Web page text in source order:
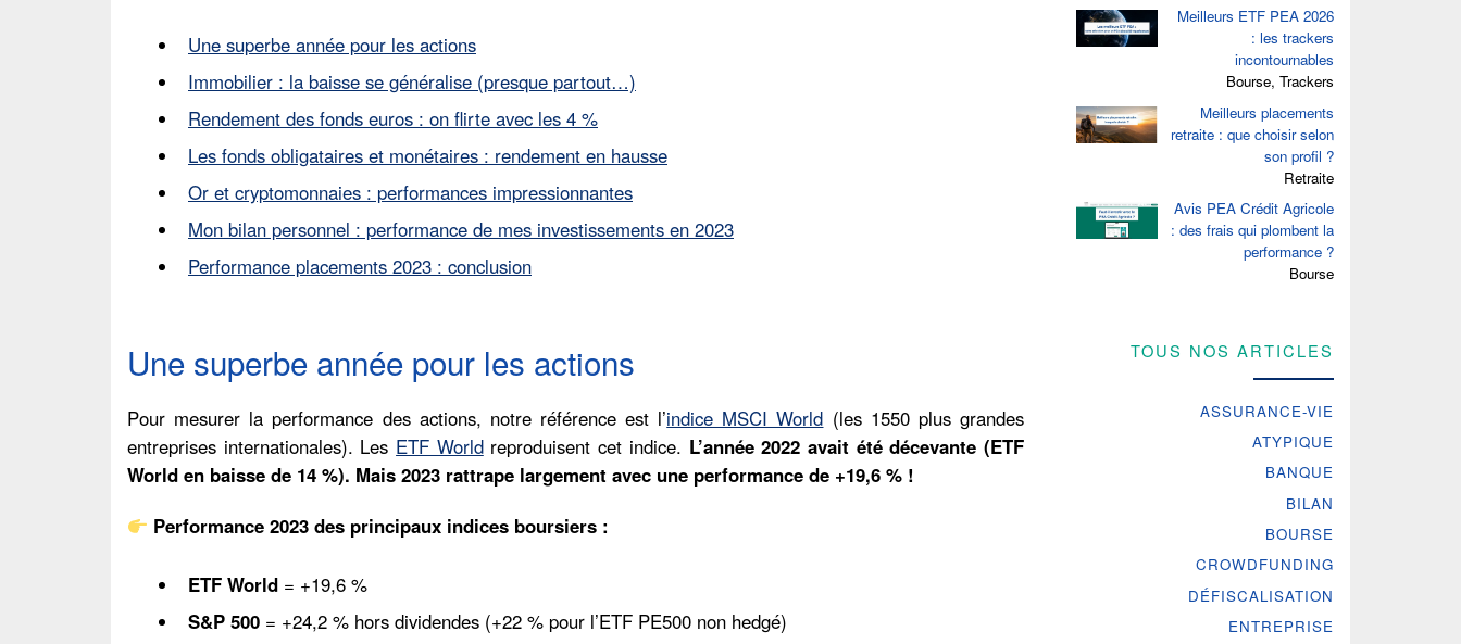
Une superbe année pour les actions
Immobilier : la baisse se généralise (presque partout…)
Rendement des fonds euros : on flirte avec les 4 %
Les fonds obligataires et monétaires : rendement en hausse
Or et cryptomonnaies : performances impressionnantes
Mon bilan personnel : performance de mes investissements en 2023
Performance placements 2023 : conclusion
Une superbe année pour les actions
Pour mesurer la performance des actions, notre référence est l’indice MSCI World (les 1550 plus grandes
entreprises internationales). Les ETF Worldreproduisent cet indice. L’année 2022 avait été décevante (ETF
World en baisse de 14 %). Mais 2023 rattrape largement avec une performance de +19,6 % !
Performance 2023 des principaux indices boursiers :
ETF World = +19,6 %
S&P 500 = +24,2 % hors dividendes (+22 % pour l’ETF PE500 non hedgé)
Meilleurs ETF PEA 2026
: les trackers
incontournables
Bourse, Trackers
Meilleurs placements
retraite : que choisir selon
son profil ?
Retraite
Avis PEA Crédit Agricole
: des frais qui plombent la
performance ?
Bourse
TOUS NOS ARTICLES
ASSURANCE-VIE
ATYPIQUE
BANQUE
BILAN
BOURSE
CROWDFUNDING
DÉFISCALISATION
ENTREPRISE